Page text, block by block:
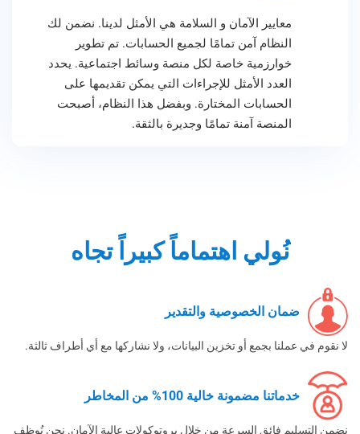
معايير الآمان و السلامة هي الأمثل لدينا. نضمن لك
النظام آمن تمامًا لجميع الحسابات. تم تطوير
خوارزمية خاصة لكل منصة وسائط اجتماعية. يحدد
العدد الأمثل للإجراءات التي يمكن تقديمها على
الحسابات المختارة. وبفضل هذا النظام، أصبحت
المنصة آمنة تمامًا وجديرة بالثقة.
نُولي اهتماماً كبيراً تجاه
ضمان الخصوصية والتقدير
لا نقوم في عملنا بجمع أو تخزين البيانات، ولا نشاركها مع أي أطراف ثالثة.
خدماتنا مضمونة خالية 100% من المخاطر
نضمن التسليم فائق السرعة من خلال بروتوكولات عالية الآمان. نحن نُوظف